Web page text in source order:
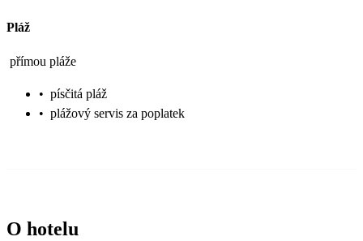
Pláž
přímou pláže
• písčitá pláž
• plážový servis za poplatek
O hotelu